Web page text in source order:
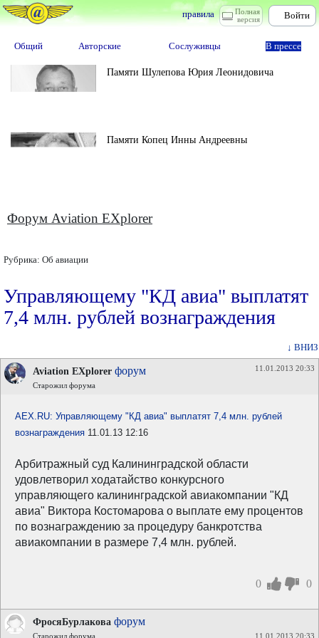
Полная
версия
правила Войти
Общий Авторские Сослуживцы В прессе
Памяти Шулепова Юрия Леонидовича
Памяти Копец Инны Андреевны
Форум Aviation EXplorer
Рубрика: Об авиации
Управляющему "КД авиа" выплатят
7,4 млн. рублей вознаграждения
↓ ВНИЗ
Aviation EXplorer форум
Старожил форума
11.01.2013 20:33
AEX.RU: Управляющему "КД авиа" выплатят 7,4 млн. рублей
вознаграждения 11.01.13 12:16
Арбитражный суд Калининградской области
удовлетворил ходатайство конкурсного
управляющего калининградской авиакомпании "КД
авиа" Виктора Костомарова о выплате ему процентов
по вознаграждению за процедуру банкротства
авиакомпании в размере 7,4 млн. рублей.
0 0
ФросяБурлакова форум
Старожил форума 11.01.2013 20:33